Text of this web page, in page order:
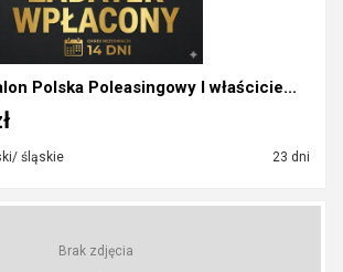
Polska Poleasingowy I właścicie...
śląskie 23 dni
Brak zdjęcia